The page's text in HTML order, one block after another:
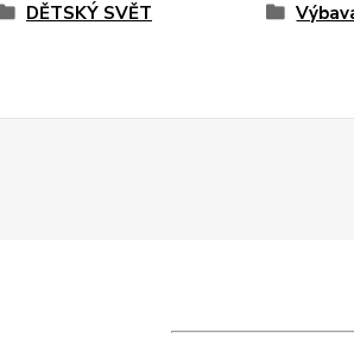
DĚTSKÝ SVĚT